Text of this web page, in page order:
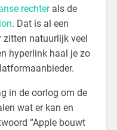
rechterals de
. Dat is al een
zitten natuurlijk veel
hyperlink haal je zo
in de oorlog om de
wat er kan en
“Apple bouwt